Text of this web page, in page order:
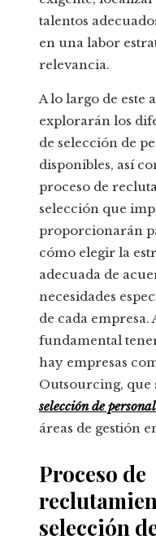
talentos
en una labor
relevancia.
A lo largo de este
explorarán los
de selección de
disponibles, así
proceso de
selección que
proporcionarán
cómo elegir la
adecuada de
necesidades
de cada empresa.
fundamental
hay empresas
Outsourcing, que
selección de personal
áreas de gestión
Proceso de
selección